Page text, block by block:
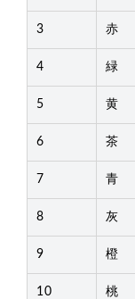
3 赤
4 緑
5 黄
6 茶
7 青
8 灰
9 橙
10 桃